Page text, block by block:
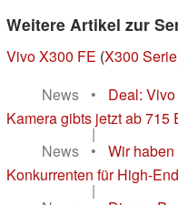
Weitere Artikel zur
Vivo X300 FE (X300 Serie
News
•
Deal:
Kamera gibts jetzt ab 715
|
News
•
Wir
Konkurrenten für High-
|